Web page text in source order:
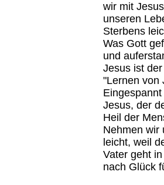
wir mit
unseren
Sterbens
Was Gott
und
Jesus ist
"Lernen von
Jesus, der
Heil der
Nehmen wir
leicht, weil
Vater geht
nach Glück